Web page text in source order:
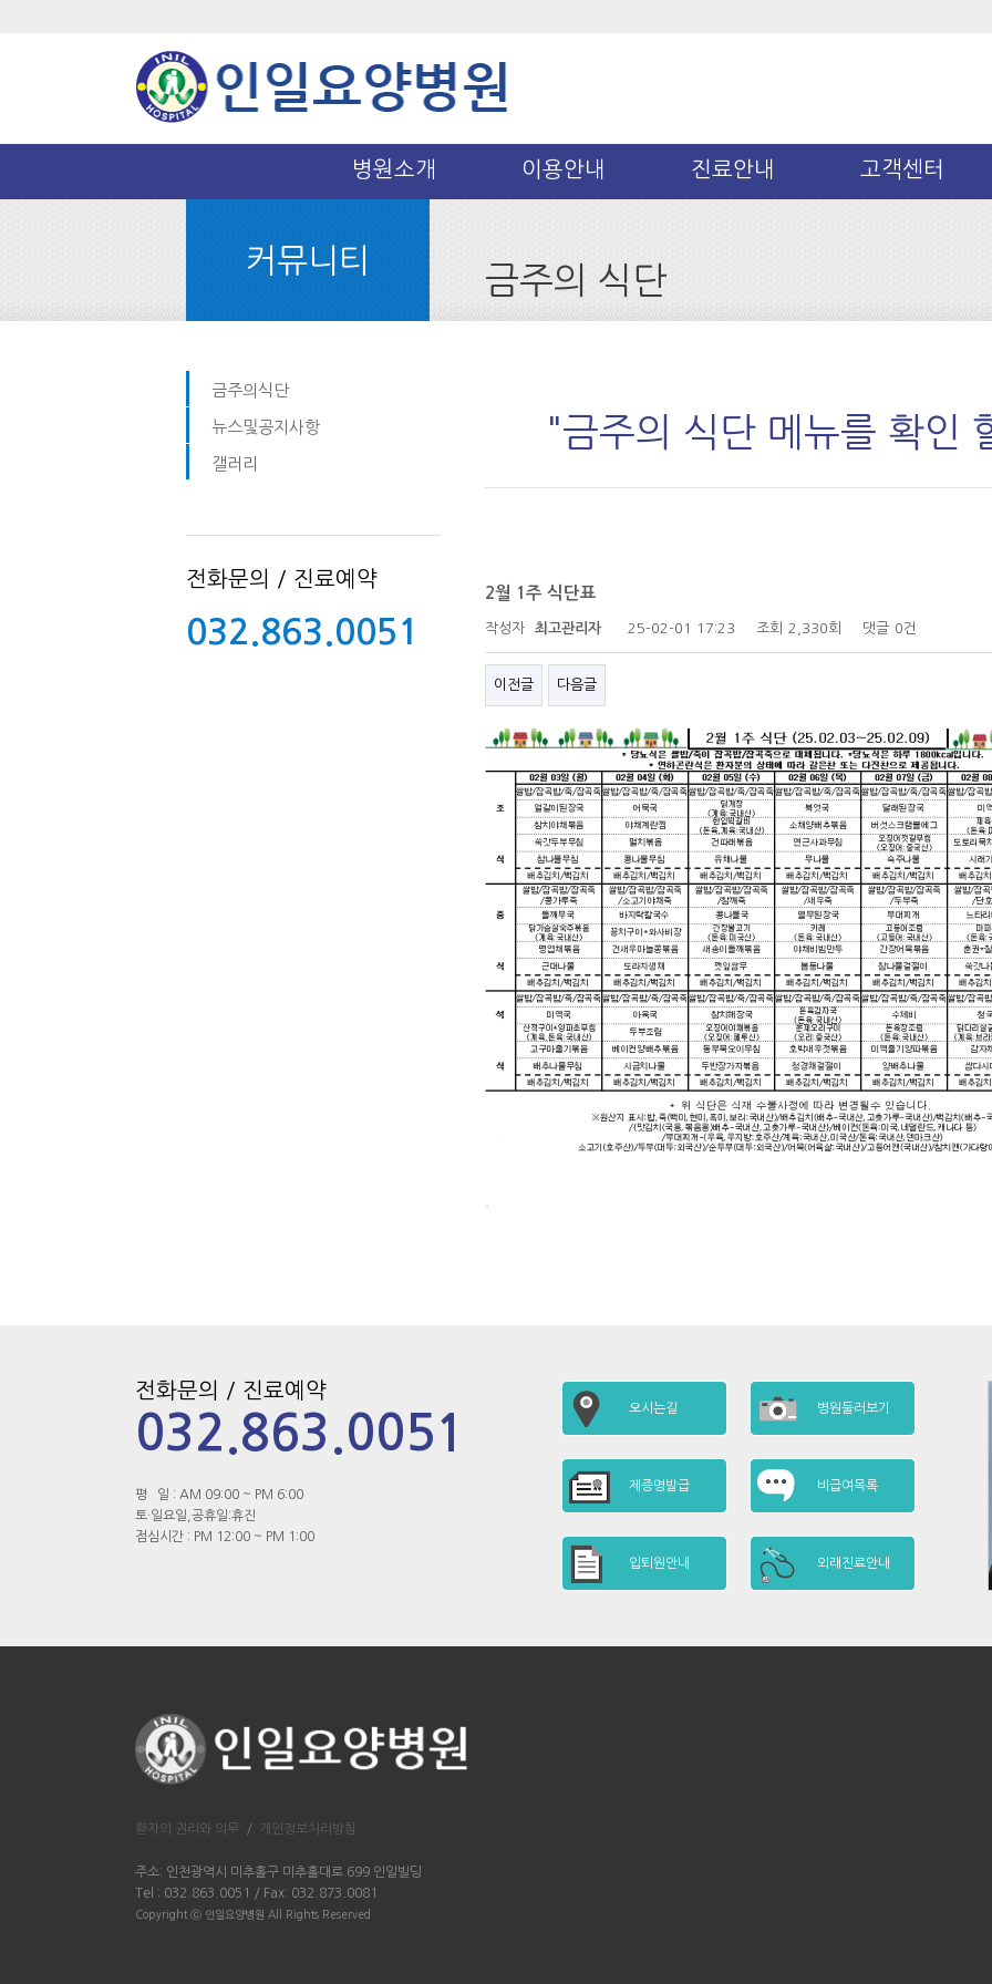
병원소개 이용안내 진료안내 고객센터
커뮤니티
금주의식단
뉴스및공지사항
갤러리
전화문의 / 진료예약
032.863.0051
금주의 식단
"금주의 식단 메뉴를 확인
2월 1주 식단표
작성자 최고관리자 25-02-01 17:23 조회 2,330회 댓글 0건
이전글 다음글
전화문의 / 진료예약
032.863.0051
평 일 : AM 09:00 ~ PM 6:00
토·일요일,공휴일:휴진
점심시간 : PM 12:00 ~ PM 1:00
오시는길 병원둘러보기
제증명발급 비급여목록
입퇴원안내 외래진료안내
환자의 권리와 의무 / 개인정보처리방침
주소: 인천광역시 미추홀구 미추홀대로 699 인일빌딩
Tel : 032.863.0051 / Fax: 032.873.0081
Copyright ⓒ 인일요양병원 All Rights Reserved